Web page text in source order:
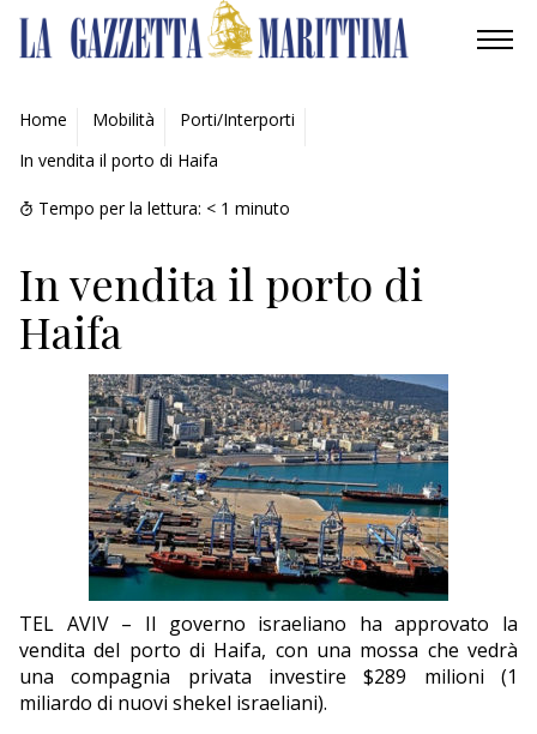
AMBIENTE
MOBILITÀ
INDUSTRIA
RICERCA
ECONOMIA
TURISMO
CULTURA
NAUTICA
EDITORIALI
Home Mobilità
Porti/Interporti
In vendita il porto di Haifa
Tempo per la lettura: < 1 minuto
In vendita il porto di
Haifa
TEL AVIV – Il governo israeliano ha approvato la
vendita del porto di Haifa, con una mossa che vedrà
una compagnia privata investire $289 milioni (1
miliardo di nuovi shekel israeliani).